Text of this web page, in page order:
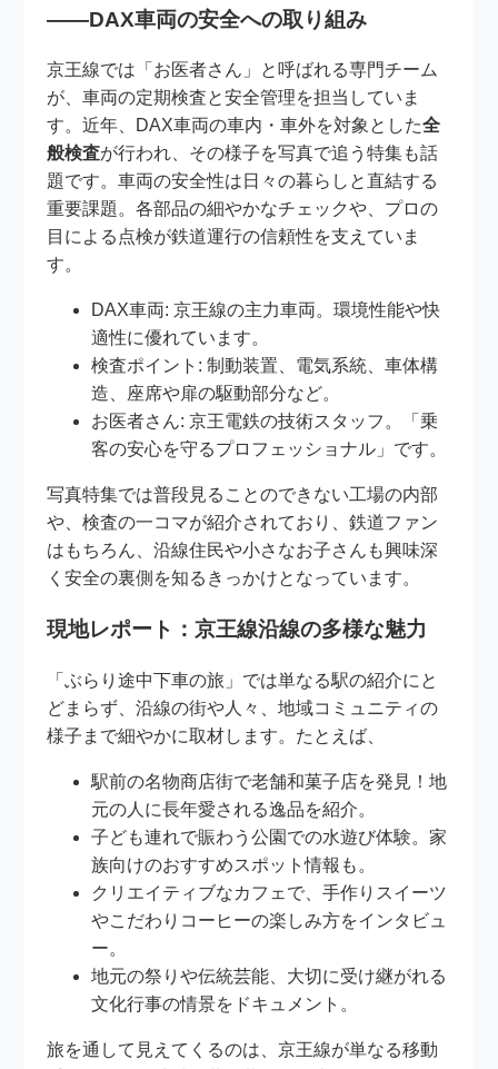
――DAX車両の安全への取り組み
京王線では「お医者さん」と呼ばれる専門チーム
が、車両の定期検査と安全管理を担当していま
す。近年、DAX車両の車内・車外を対象とした全
般検査が行われ、その様子を写真で追う特集も話
題です。車両の安全性は日々の暮らしと直結する
重要課題。各部品の細やかなチェックや、プロの
目による点検が鉄道運行の信頼性を支えていま
す。
DAX車両: 京王線の主力車両。環境性能や快
適性に優れています。
検査ポイント: 制動装置、電気系統、車体構
造、座席や扉の駆動部分など。
お医者さん: 京王電鉄の技術スタッフ。「乗
客の安心を守るプロフェッショナル」です。
写真特集では普段見ることのできない工場の内部
や、検査の一コマが紹介されており、鉄道ファン
はもちろん、沿線住民や小さなお子さんも興味深
く安全の裏側を知るきっかけとなっています。
現地レポート：京王線沿線の多様な魅力
「ぶらり途中下車の旅」では単なる駅の紹介にと
どまらず、沿線の街や人々、地域コミュニティの
様子まで細やかに取材します。たとえば、
駅前の名物商店街で老舗和菓子店を発見！地
元の人に長年愛される逸品を紹介。
子ども連れで賑わう公園での水遊び体験。家
族向けのおすすめスポット情報も。
クリエイティブなカフェで、手作りスイーツ
やこだわりコーヒーの楽しみ方をインタビュ
ー。
地元の祭りや伝統芸能、大切に受け継がれる
文化行事の情景をドキュメント。
旅を通して見えてくるのは、京王線が単なる移動